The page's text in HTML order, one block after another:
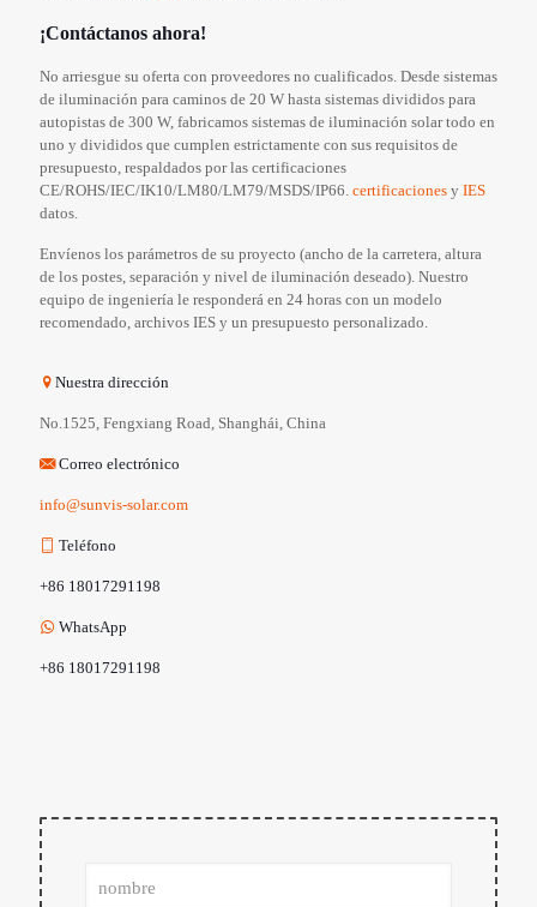
¡Contáctanos ahora!
No arriesgue su oferta con proveedores no cualificados. Desde sistemas
de iluminación para caminos de 20 W hasta sistemas divididos para
autopistas de 300 W, fabricamos sistemas de iluminación solar todo en
uno y divididos que cumplen estrictamente con sus requisitos de
presupuesto, respaldados por las certificaciones
CE/ROHS/IEC/IK10/LM80/LM79/MSDS/IP66. certificaciones y IES
datos.
Envíenos los parámetros de su proyecto (ancho de la carretera, altura
de los postes, separación y nivel de iluminación deseado). Nuestro
equipo de ingeniería le responderá en 24 horas con un modelo
recomendado, archivos IES y un presupuesto personalizado.
Nuestra dirección
No.1525, Fengxiang Road, Shanghái, China
Correo electrónico
info@sunvis-solar.com
Teléfono
+86 18017291198
WhatsApp
+86 18017291198